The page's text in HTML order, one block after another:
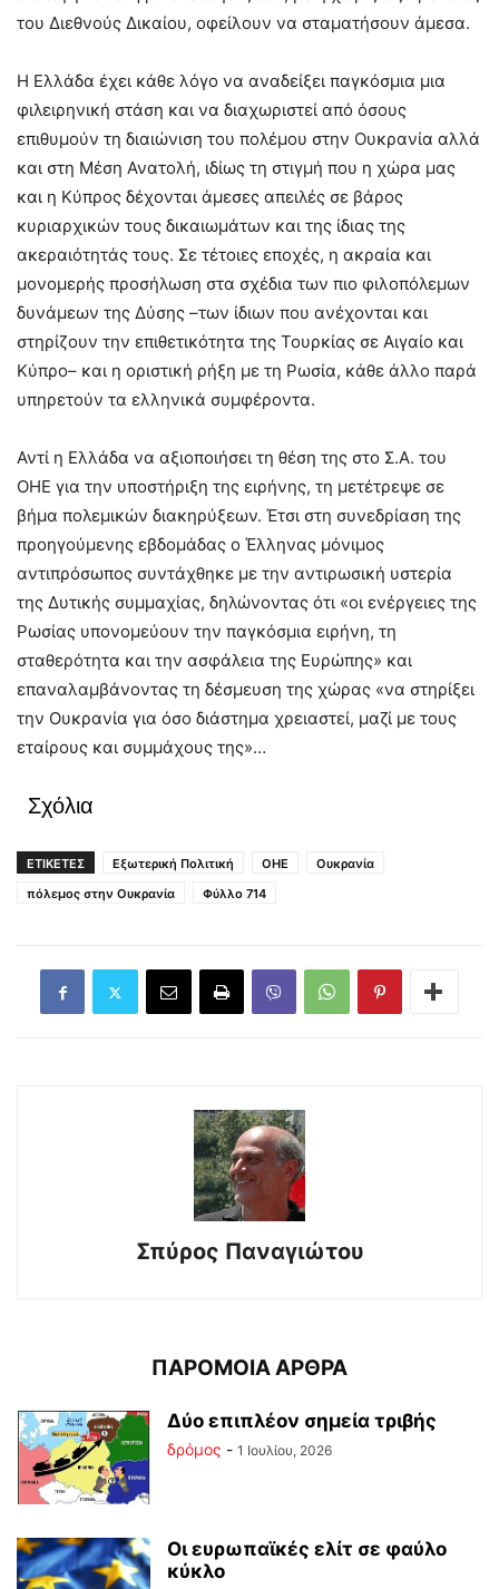
του Διεθνούς Δικαίου, οφείλουν να σταματήσουν άμεσα.
Η Ελλάδα έχει κάθε λόγο να αναδείξει παγκόσμια μια
φιλειρηνική στάση και να διαχωριστεί από όσους
επιθυμούν τη διαιώνιση του πολέμου στην Ουκρανία αλλά
και στη Μέση Ανατολή, ιδίως τη στιγμή που η χώρα μας
και η Κύπρος δέχονται άμεσες απειλές σε βάρος
κυριαρχικών τους δικαιωμάτων και της ίδιας της
ακεραιότητάς τους. Σε τέτοιες εποχές, η ακραία και
μονομερής προσήλωση στα σχέδια των πιο φιλοπόλεμων
δυνάμεων της Δύσης –των ίδιων που ανέχονται και
στηρίζουν την επιθετικότητα της Τουρκίας σε Αιγαίο και
Κύπρο– και η οριστική ρήξη με τη Ρωσία, κάθε άλλο παρά
υπηρετούν τα ελληνικά συμφέροντα.
Αντί η Ελλάδα να αξιοποιήσει τη θέση της στο Σ.Α. του
ΟΗΕ για την υποστήριξη της ειρήνης, τη μετέτρεψε σε
βήμα πολεμικών διακηρύξεων. Έτσι στη συνεδρίαση της
προηγούμενης εβδομάδας ο Έλληνας μόνιμος
αντιπρόσωπος συντάχθηκε με την αντιρωσική υστερία
της Δυτικής συμμαχίας, δηλώνοντας ότι «οι ενέργειες της
Ρωσίας υπονομεύουν την παγκόσμια ειρήνη, τη
σταθερότητα και την ασφάλεια της Ευρώπης» και
επαναλαμβάνοντας τη δέσμευση της χώρας «να στηρίξει
την Ουκρανία για όσο διάστημα χρειαστεί, μαζί με τους
εταίρους και συμμάχους της»…
Σχόλια
ΕΤΙΚΕΤΕΣ Εξωτερική Πολιτική ΟΗΕ
Ουκρανία
πόλεμος στην Ουκρανία
Φύλλο 714
Σπύρος Παναγιώτου
ΠΑΡΟΜΟΙΑ ΑΡΘΡΑ
Δύο επιπλέον σημεία τριβής
δρόμος - 1 Ιουλίου, 2026
Οι ευρωπαϊκές ελίτ σε φαύλο
κύκλο